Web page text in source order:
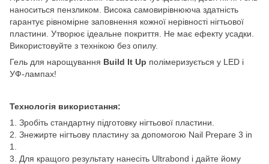
наноситься пензликом. Висока самовирівнююча здатність
гарантує рівномірне заповнення кожної нерівності нігтьової
пластини. Утворює ідеальне покриття. Не має ефекту усадки.
Використовуйте з технікою без oпилу.
Гель для нарощування Build It Up полімеризується у LED і
УФ-лампах!
Технологія використання:
1. Зробіть стандартну підготовку нігтьової пластини.
2. Знежирте нігтьову пластину за допомогою Nail Prepare 3 in
1.
3. Для кращого результату нанесіть Ultrabond і дайте йому